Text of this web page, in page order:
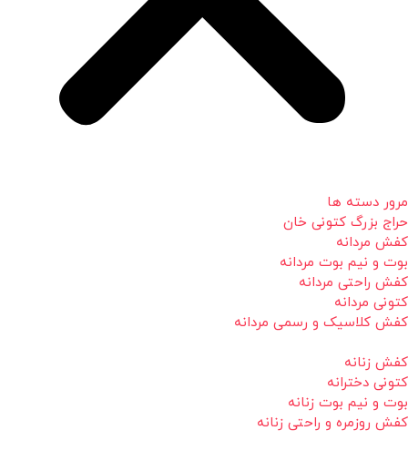
مرور دسته ها
حراج بزرگ کتونی خان
کفش مردانه
بوت و نیم بوت مردانه
کفش راحتی مردانه
کتونی مردانه
کفش کلاسیک و رسمی مردانه
کفش زنانه
کتونی دخترانه
بوت و نیم بوت زنانه
کفش روزمره و راحتی زنانه